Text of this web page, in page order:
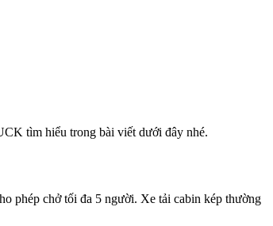
tìm hiểu trong bài viết dưới đây nhé.
phép chở tối đa 5 người. Xe tải cabin kép thường